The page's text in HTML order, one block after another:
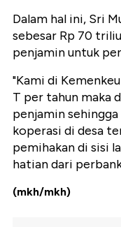
Dalam hal ini, Sri
sebesar Rp 70
penjamin untuk
"Kami di
T per tahun maka
penjamin
koperasi di desa
pemihakan di sisi
hatian dari
(mkh/mkh)